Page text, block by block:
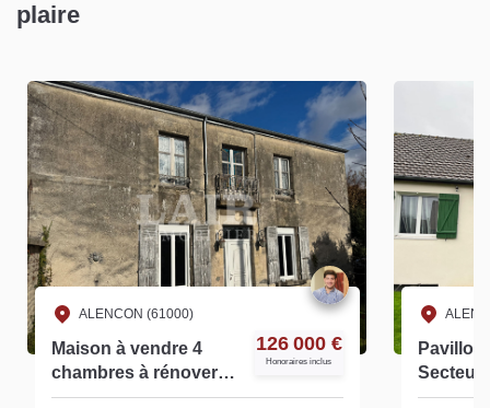
plaire
ALENCON (61000)
Maison à vendre 4
chambres à rénover
Alençon - réf - 14398
126 000 €
Honoraires inclus
Secteur
14448